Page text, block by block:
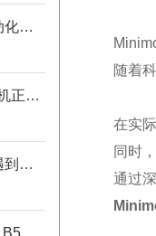
正确安装OEMER电机是提高自动化系统工作效率的关键
定期维护是保障ROSSI减速机电机正常运行的关键措施
OEMER电机在使用过程中可能遇到的故障相应解决方法分享
Mini Motor电机ME55 24 MP 625 B5外部结构设计讲解
随着
在实
同时
通过